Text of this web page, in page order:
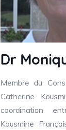
Dr
Membre du
Catherine
coordination
Kousmine